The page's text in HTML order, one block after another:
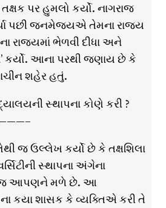
પર હુમલો કર્યો. નાગરાજ
પછી જનમેજયએ તેમના રાજ્ય
રાજ્યમાં ભેળવી દીધા અને
કર્યો. આના પરથી જણાય છે કે
શહેર હતું.
સ્થાપના કોણે કરી ?
જ ઉલ્લેખ કર્યો છે કે તક્ષશિલા
સ્થાપના અંગેના
જ આપણને મળે છે. આ
કયા શાસક કે વ્યક્તિએ કરી તે